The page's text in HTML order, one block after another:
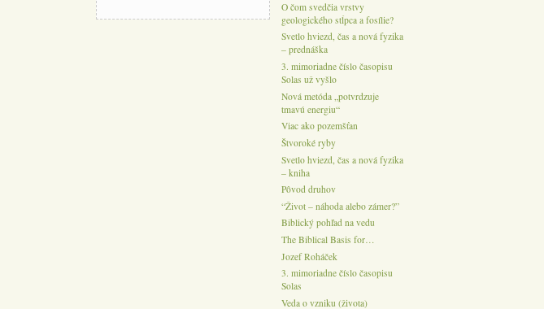
O čom svedčia vrstvy
geologického stĺpca a fosílie?
Svetlo hviezd, čas a nová fyzika
– prednáška
3. mimoriadne číslo časopisu
Solas už vyšlo
Nová metóda „potvrdzuje
tmavú energiu“
Viac ako pozemšťan
Štvoroké ryby
Svetlo hviezd, čas a nová fyzika
– kniha
Pôvod druhov
“Život – náhoda alebo zámer?”
Biblický pohľad na vedu
The Biblical Basis for…
Jozef Roháček
3. mimoriadne číslo časopisu
Solas
Veda o vzniku (života)